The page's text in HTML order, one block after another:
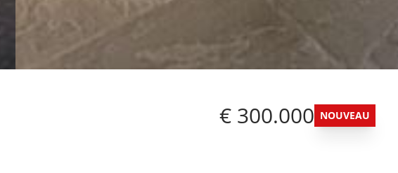
€ 300.000 NOUVEAU